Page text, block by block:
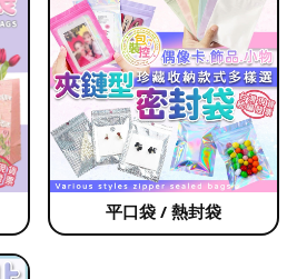
平口袋 / 熱封袋